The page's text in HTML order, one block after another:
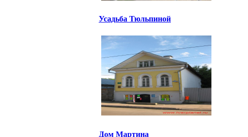
Усадьба Тюльпиной
Дом Мартина